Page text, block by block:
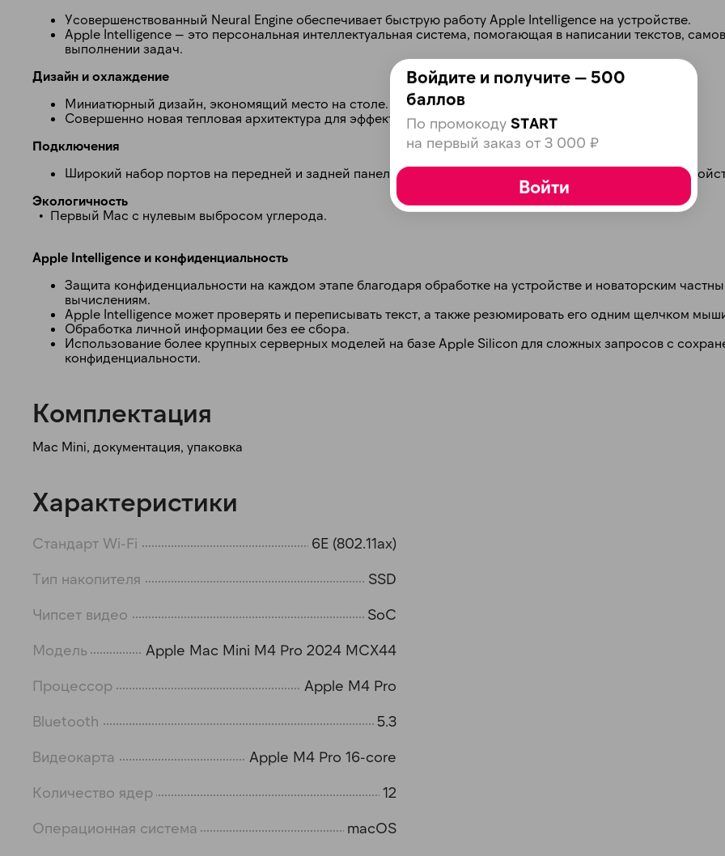
Усовершенствованный Neural Engine обеспечивает быструю работу Apple Intelligence на устройстве.
Apple Intelligence — это персональная интеллектуальная система, помогающая в написании текстов,
выполнении задач.
Дизайн и охлаждение
Миниатюрный дизайн, экономящий место на столе.
Совершенно новая тепловая архитектура для эффективного охлаждения при интенсивных нагрузках.
Подключения
Широкий набор портов на передней и задней панели для удобного подключения периферийных
Экологичность
• Первый Mac с нулевым выбросом углерода.
Apple Intelligence и конфиденциальность
Защита конфиденциальности на каждом этапе благодаря обработке на устройстве и новаторским
вычислениям.
Apple Intelligence может проверять и переписывать текст, а также резюмировать его одним щелчком
Обработка личной информации без ее сбора.
Использование более крупных серверных моделей на базе Apple Silicon для сложных запросов с
конфиденциальности.
Комплектация
Mac Mini, документация, упаковка
Характеристики
Стандарт Wi-Fi
6E (802.11ax)
Тип накопителя
SSD
Чипсет видео
SoC
Модель
Apple Mac Mini M4 Pro 2024 MCX44
Процессор
Apple M4 Pro
Bluetooth
5.3
Видеокарта
Apple M4 Pro 16-core
Количество ядер
12
Операционная система
macOS
Войдите и получите — 500
баллов
По промокоду START
на первый заказ от 3 000 ₽
Войти